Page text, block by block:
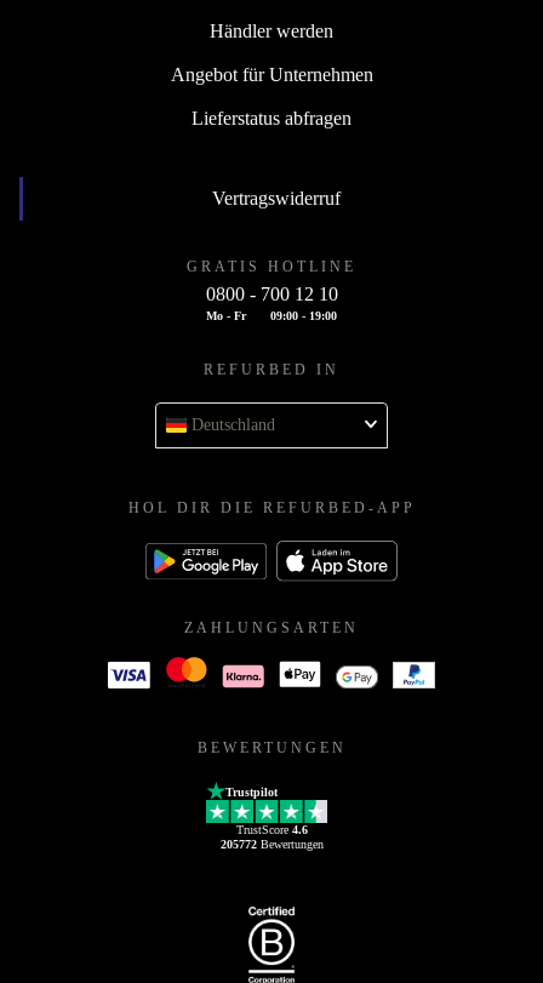
Händler werden
Angebot für Unternehmen
Lieferstatus abfragen
Vertragswiderruf
GRATIS HOTLINE
0800 - 700 12 10
Mo - Fr 09:00 - 19:00
REFURBED IN
Deutschland
HOL DIR DIE REFURBED-APP
ZAHLUNGSARTEN
BEWERTUNGEN
Trustpilot
TrustScore 4.6
205772Bewertungen